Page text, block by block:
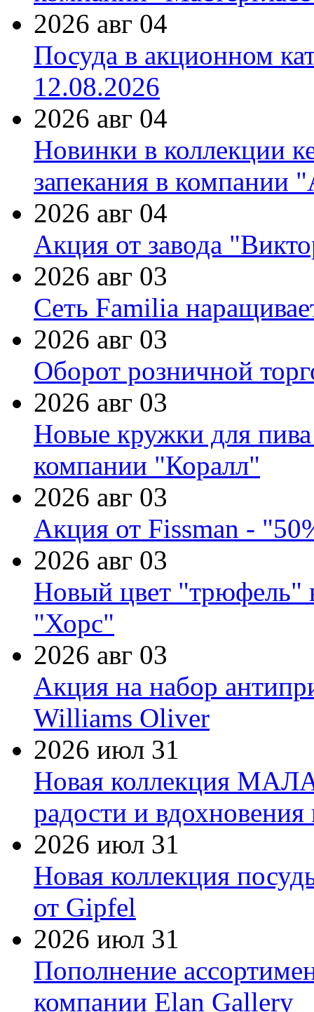
2026 авг 04
Посуда в акционном
12.08.2026
2026 авг 04
Новинки в коллекции
запекания в компании
2026 авг 04
Акция от завода
2026 авг 03
Сеть Familia
2026 авг 03
Оборот розничной
2026 авг 03
Новые кружки для
компании "Коралл"
2026 авг 03
Акция от Fissman -
2026 авг 03
Новый цвет "трюфель"
"Хорс"
2026 авг 03
Акция на набор
Williams Oliver
2026 июл 31
Новая коллекция
радости и
2026 июл 31
Новая коллекция
от Gipfel
2026 июл 31
Пополнение
компании Elan Gallery